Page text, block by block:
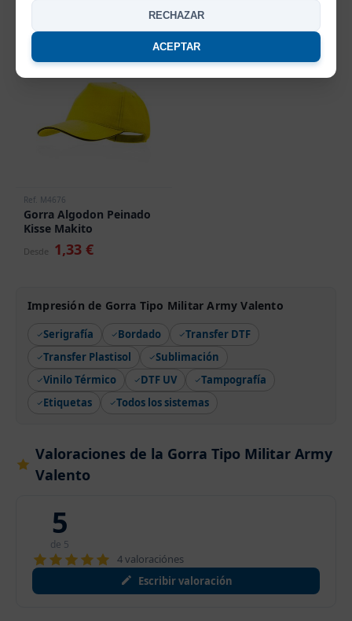
RECHAZAR
ACEPTAR
Desde
OFERTA
Ref. M4676
Gorra Algodon Peinado
Kisse Makito
Desde 1,33 €
Impresión de Gorra Tipo Militar Army Valento
Serigrafía Bordado
Transfer DTF
Transfer Plastisol
Sublimación
Vinilo Térmico
DTF UV
Tampografía
Etiquetas
Todos los sistemas
Valoraciones de la Gorra Tipo Militar Army
Valento
5
de 5
4 valoraciónes
Escribir valoración